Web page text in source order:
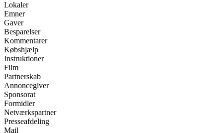
Lokaler
Emner
Gaver
Besparelser
Kommentarer
Købshjælp
Instruktioner
Film
Partnerskab
Annoncegiver
Sponsorat
Formidler
Netværkspartner
Presseafdeling
Mail